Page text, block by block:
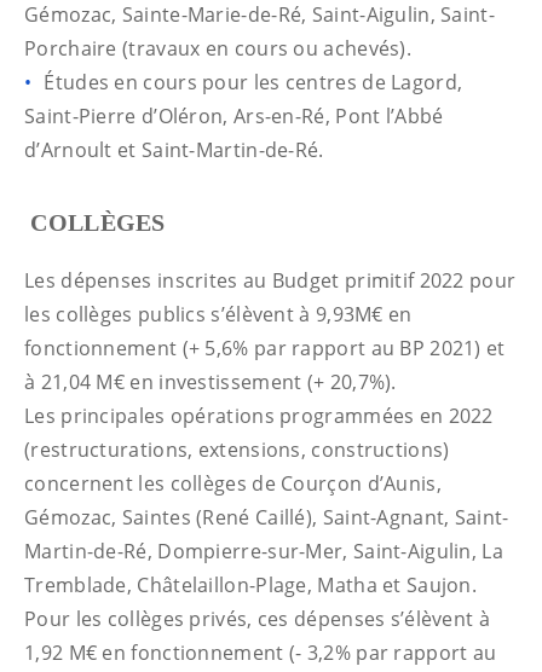
Gémozac, Sainte-Marie-de-Ré, Saint-Aigulin, Saint-
Porchaire (travaux en cours ou achevés).
Études en cours pour les centres de Lagord,
Saint-Pierre d’Oléron, Ars-en-Ré, Pont l’Abbé
d’Arnoult et Saint-Martin-de-Ré.
COLLÈGES
Les dépenses inscrites au Budget primitif 2022 pour
les collèges publics s’élèvent à 9,93M€ en
fonctionnement (+ 5,6% par rapport au BP 2021) et
à 21,04 M€ en investissement (+ 20,7%).
Les principales opérations programmées en 2022
(restructurations, extensions, constructions)
concernent les collèges de Courçon d’Aunis,
Gémozac, Saintes (René Caillé), Saint-Agnant, Saint-
Martin-de-Ré, Dompierre-sur-Mer, Saint-Aigulin, La
Tremblade, Châtelaillon-Plage, Matha et Saujon.
Pour les collèges privés, ces dépenses s’élèvent à
1,92 M€ en fonctionnement (- 3,2% par rapport au